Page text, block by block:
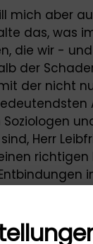
mich aber
das, was
die wir -
der
der nicht
Soziologen
Herr
richtigen
sind. Die